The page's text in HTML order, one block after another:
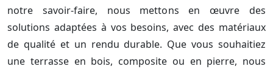
notre savoir-faire, nous mettons en œuvre des
solutions adaptées à vos besoins, avec des matériaux
de qualité et un rendu durable. Que vous souhaitiez
une terrasse en bois, composite ou en pierre, nous